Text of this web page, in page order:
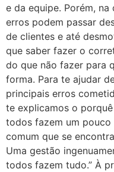
e da equipe. Porém,
erros podem passar
de clientes e até
que saber fazer o
do que não fazer para
forma. Para te ajudar
principais erros
te explicamos o
todos fazem um
comum que se
Uma gestão
todos fazem tudo.” À